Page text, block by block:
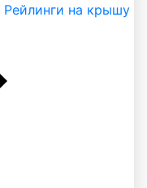
Рейлинги на крышу